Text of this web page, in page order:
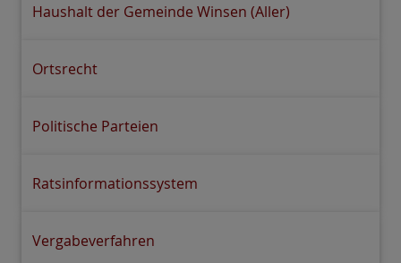
Haushalt der Gemeinde Winsen (Aller)
Ortsrecht
Politische Parteien
Ratsinformationssystem
Vergabeverfahren